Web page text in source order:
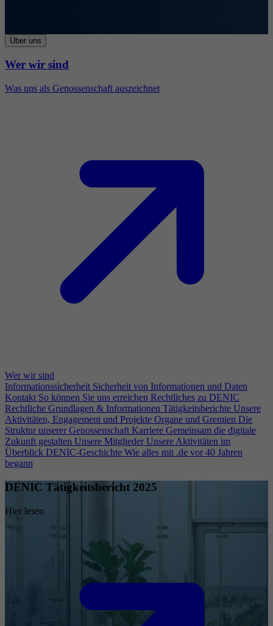
Über uns
Wer wir sind
Was uns als Genossenschaft auszeichnet
Wer wir sind
Informationssicherheit Sicherheit von Informationen und Daten
Kontakt So können Sie uns erreichen Rechtliches zu DENIC
Rechtliche Grundlagen & Informationen Tätigkeitsberichte Unsere
Aktivitäten, Engagement und Projekte Organe und Gremien Die
Struktur unserer Genossenschaft Karriere Gemeinsam die digitale
Zukunft gestalten Unsere Mitglieder Unsere Aktivitäten im
Überblick DENIC-Geschichte Wie alles mit .de vor 40 Jahren
begann
DENIC Tätigkeitsbericht 2025
Hier lesen